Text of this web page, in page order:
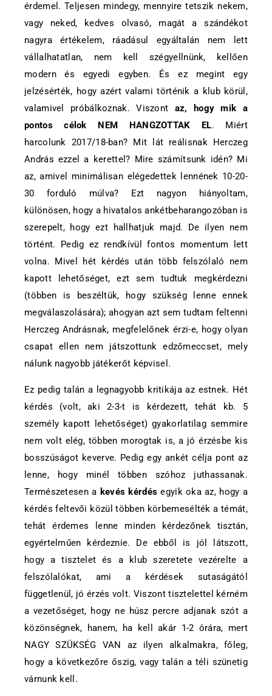
érdemel. Teljesen mindegy, mennyire tetszik nekem,
vagy neked, kedves olvasó, magát a szándékot
nagyra értékelem, ráadásul egyáltalán nem lett
vállalhatatlan, nem kell szégyellnünk, kellően
modern és egyedi egyben. És ez megint egy
jelzésérték, hogy azért valami történik a klub körül,
valamivel próbálkoznak. Viszont az, hogy mik a
pontos célok NEM HANGZOTTAK EL. Miért
harcolunk 2017/18-ban? Mit lát reálisnak Herczeg
András ezzel a kerettel? Mire számítsunk idén? Mi
az, amivel minimálisan elégedettek lennének 10-20-
30 forduló múlva? Ezt nagyon hiányoltam,
különösen, hogy a hivatalos ankétbeharangozóban is
szerepelt, hogy ezt hallhatjuk majd. De ilyen nem
történt. Pedig ez rendkívül fontos momentum lett
volna. Mivel hét kérdés után több felszólaló nem
kapott lehetőséget, ezt sem tudtuk megkérdezni
(többen is beszéltük, hogy szükség lenne ennek
megválaszolására); ahogyan azt sem tudtam feltenni
Herczeg Andrásnak, megfelelőnek érzi-e, hogy olyan
csapat ellen nem játszottunk edzőmeccset, mely
nálunk nagyobb játékerőt képvisel.
Ez pedig talán a legnagyobb kritikája az estnek. Hét
kérdés (volt, aki 2-3-t is kérdezett, tehát kb. 5
személy kapott lehetőséget) gyakorlatilag semmire
nem volt elég, többen morogtak is, a jó érzésbe kis
bosszúságot keverve. Pedig egy ankét célja pont az
lenne, hogy minél többen szóhoz juthassanak.
Természetesen a kevés kérdés egyik oka az, hogy a
kérdés feltevői közül többen körbemesélték a témát,
tehát érdemes lenne minden kérdezőnek tisztán,
egyértelműen kérdeznie. De ebből is jól látszott,
hogy a tisztelet és a klub szeretete vezérelte a
felszólalókat, ami a kérdések sutaságától
függetlenül, jó érzés volt. Viszont tisztelettel kérném
a vezetőséget, hogy ne húsz percre adjanak szót a
közönségnek, hanem, ha kell akár 1-2 órára, mert
NAGY SZÜKSÉG VAN az ilyen alkalmakra, főleg,
hogy a következőre őszig, vagy talán a téli szünetig
várnunk kell.